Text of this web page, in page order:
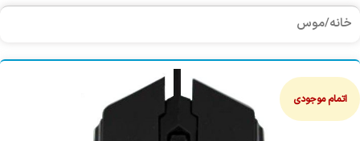
خانه/موس
اتمام موجودی